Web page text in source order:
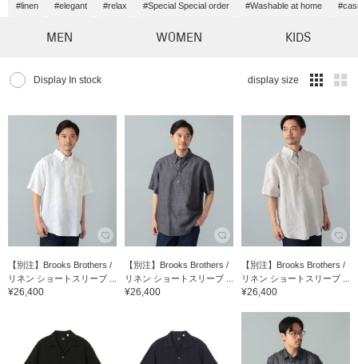
#linen #elegant #relax #Special Special order #Washable at home
MEN WOMEN KIDS
Display In stock display size
【別注】Brooks Brothers /
リネン ショートスリーブ ...
¥26,400
【別注】Brooks Brothers /
リネン ショートスリーブ ...
¥26,400
【別注】Brooks Brothers /
リネン ショートスリーブ ...
¥26,400